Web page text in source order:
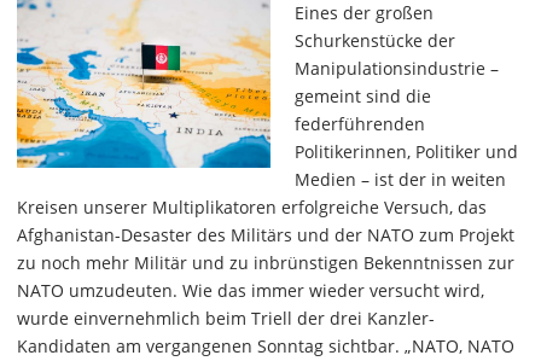
Eines der großen
Schurkenstücke der
Manipulationsindustrie –
gemeint sind die
federführenden
Politikerinnen, Politiker und
Medien – ist der in weiten
Kreisen unserer Multiplikatoren erfolgreiche Versuch, das
Afghanistan-Desaster des Militärs und der NATO zum Projekt
zu noch mehr Militär und zu inbrünstigen Bekenntnissen zur
NATO umzudeuten. Wie das immer wieder versucht wird,
wurde einvernehmlich beim Triell der drei Kanzler-
Kandidaten am vergangenen Sonntag sichtbar. „NATO, NATO